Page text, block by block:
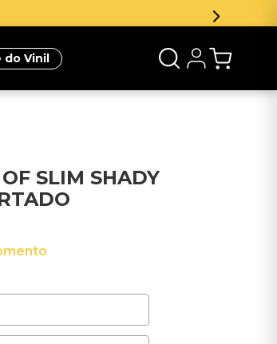
e ganhe 5% de desconto na sua
do Vinil
SLIM SHADY